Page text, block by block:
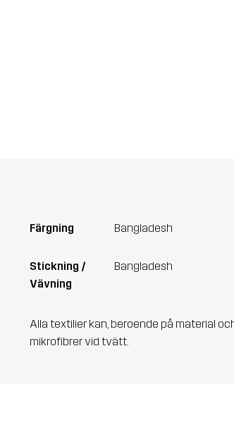
Färgning Bangladesh
Stickning /
Vävning
Bangladesh
Alla textilier kan, beroende på material
mikrofibrer vid tvätt.